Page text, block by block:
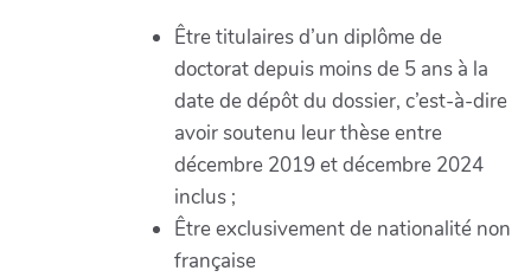
Être titulaires d’un diplôme de
doctorat depuis moins de 5 ans à la
date de dépôt du dossier, c’est-à-dire
avoir soutenu leur thèse entre
décembre 2019 et décembre 2024
inclus ;
Être exclusivement de nationalité non
française